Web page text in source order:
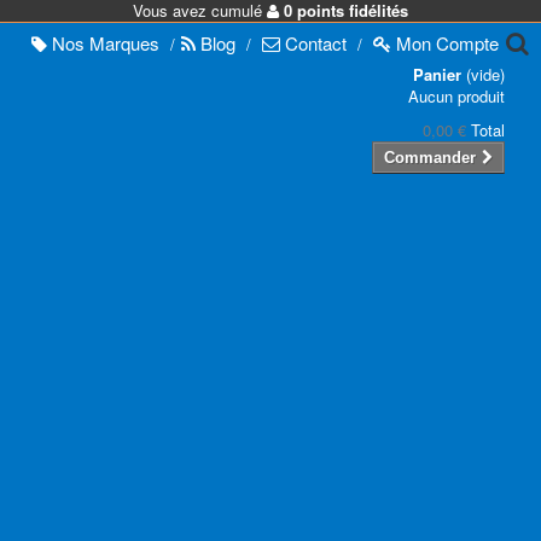
Vous avez cumulé 0 points fidélités
Nos Marques / Blog / Contact / MonCompte
Panier (vide)
Aucun produit
0,00 € Total
Commander